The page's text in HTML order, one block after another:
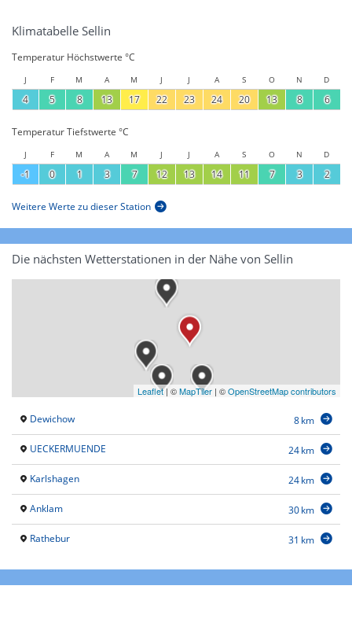
Klimatabelle Sellin
Temperatur Höchstwerte °C
J F M A M J J A S O N D
4 5 8 13 17 22 23 24 20 13 8 6
Temperatur Tiefstwerte °C
J F M A M J J A S O N D
-1 0 1 3 7 12 13 14 11 7 3 2
Weitere Werte zu dieser Station
Die nächsten Wetterstationen in der Nähe von Sellin
Leaflet| ©MapTiler | ©OpenStreetMap contributors
Dewichow 8 km
UECKERMUENDE 24 km
Karlshagen 24 km
Anklam 30 km
Rathebur 31 km